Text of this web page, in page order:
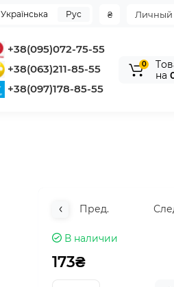
Личный
₴
Українська Рус
+38(095)072-75-55
+38(063)211-85-55
+38(097)178-85-55
0
на
Пред.
В наличии
173₴